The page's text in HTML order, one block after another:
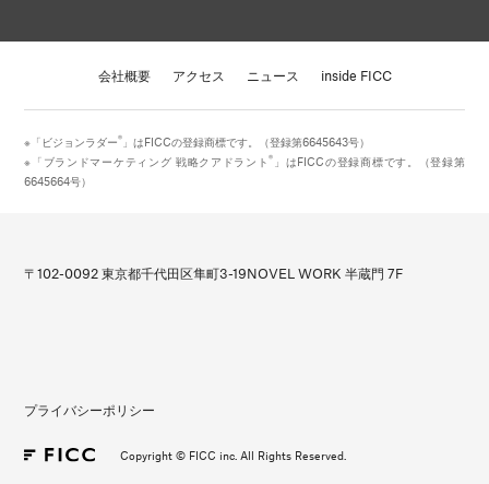
会社概要 アクセス ニュース inside FICC
※「ビジョンラダー® 」はFICCの登録商標です。（登録第6645643号）
※「ブランドマーケティング 戦略クアドラント® 」はFICCの登録商標です。（登録第
6645664号）
〒102-0092 東京都千代田区隼町3-19NOVEL WORK 半蔵門 7F
プライバシーポリシー
Copyright © FICC inc. All Rights Reserved.